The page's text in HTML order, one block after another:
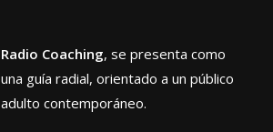
Radio Coaching, se presenta como
una guía radial, orientado a un público
adulto contemporáneo.